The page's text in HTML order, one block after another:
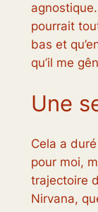
pourrait
bas et
qu’il me
Une
Cela a
pour moi,
trajectoire
Nirvana,